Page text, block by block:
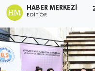
HABER MERKEZI
EDITÖR